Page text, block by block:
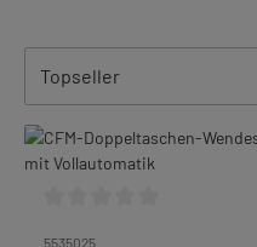
5535025